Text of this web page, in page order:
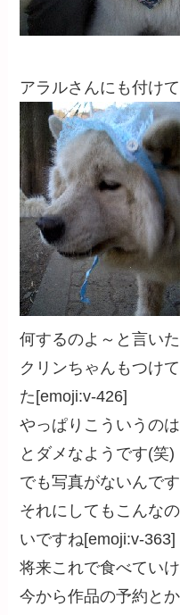
アラルさんにも付けて
何するのよ～と言い
クリンちゃんもつけ
た[emoji:v-426]
やっぱりこういうの
とダメなようです(笑)
でも写真がないんで
それにしてもこんな
いですね[emoji:v-363]
将来これで食べてい
今から作品の予約と